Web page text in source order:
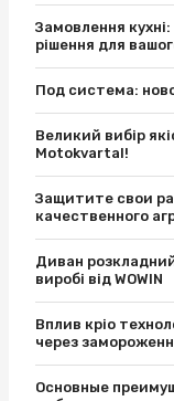
Замовлення кухні:
рішення для
Под система:
Великий вибір
Motokvartal!
Защитите свои
качественного
Диван
виробі від WOWIN
Вплив кріо
через
Основные